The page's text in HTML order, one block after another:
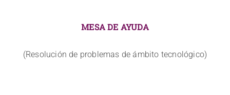
MESA DE AYUDA
(Resolución de problemas de ámbito tecnológico)